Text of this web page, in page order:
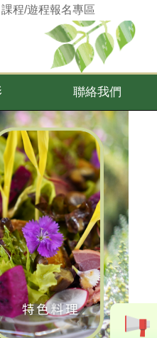
課程/遊程報名專區
聯絡我們